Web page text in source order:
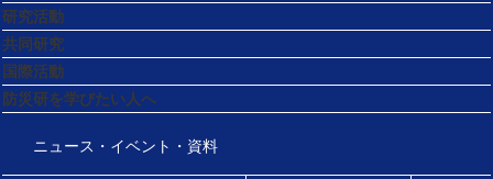
研究活動
共同研究
国際活動
防災研を学びたい人へ
ニュース・イベント・資料